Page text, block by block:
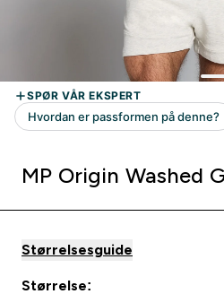
MP Origin Washed
Størrelsesguide
Størrelse: